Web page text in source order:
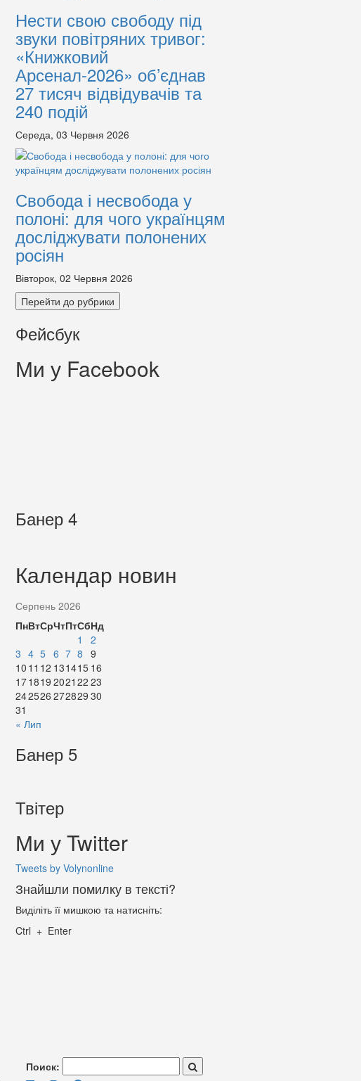
Нести свою свободу під
звуки повітряних тривог:
«Книжковий
Арсенал-2026» об’єднав
27 тисяч відвідувачів та
240 подій
Середа, 03 Червня 2026
Свобода і несвобода у
полоні: для чого українцям
досліджувати полонених
росіян
Вівторок, 02 Червня 2026
Перейти до рубрики
Фейсбук
Ми у Facebook
Банер 4
Календар новин
Серпень 2026
ПнВтСрЧтПтСбНд
1
2
3 4 5 6 7 8 9
10 11 12 131415 16
171819 2021 22 23
242526 272829 30
31
« Лип
Банер 5
Твітер
Ми у Twitter
Tweets by Volynonline
Знайшли помилку в тексті?
Виділіть її мишкою та натисніть:
Ctrl + Enter
Поиск: